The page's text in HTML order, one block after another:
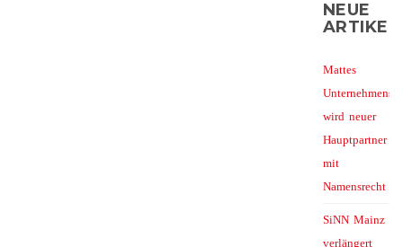
NEUE
ARTIKEL
Mattes
wird neuer
Hauptpartner
mit
Namensrecht
SiNN Mainz
verlängert